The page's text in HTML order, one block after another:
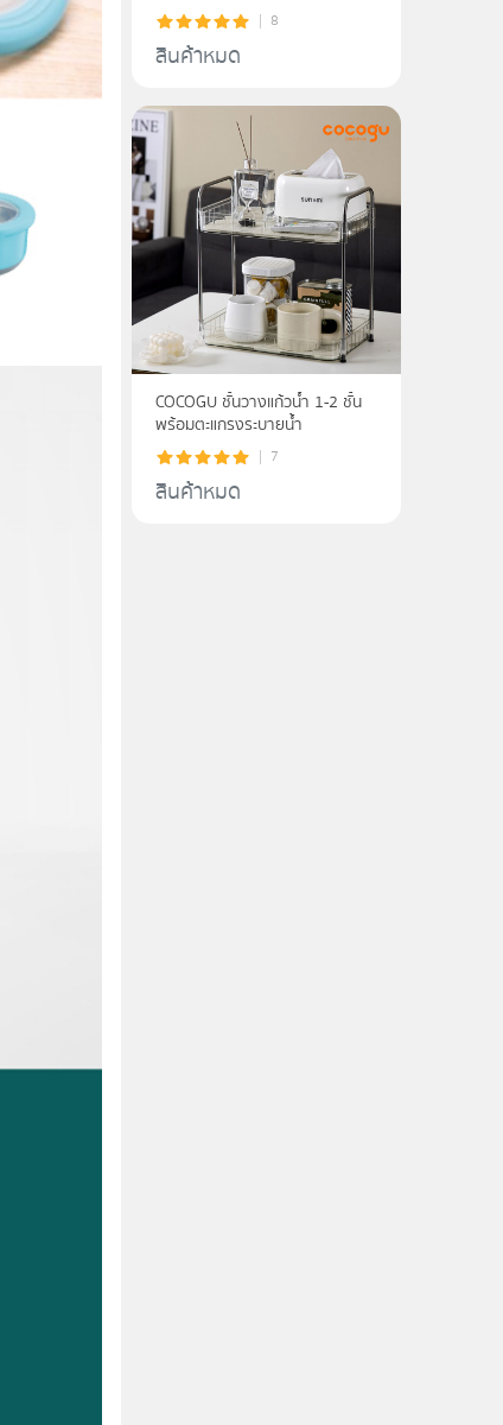
Green
8
สินค้าหมด
COCOGU ชั้นวางแก้วน้ำ 1-2 ชั้น
พร้อมตะแกรงระบายน้ำ
7
สินค้าหมด